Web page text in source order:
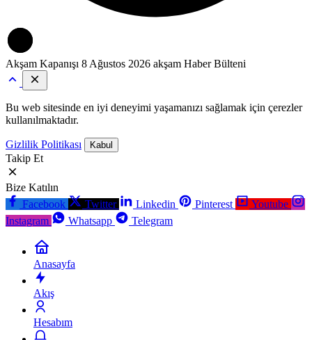
Akşam Kapanışı 8 Ağustos 2026 akşam Haber Bülteni
Bu web sitesinde en iyi deneyimi yaşamanızı sağlamak için çerezler
kullanılmaktadır.
Gizlilik Politikası Kabul
Takip Et
Bize Katılın
Facebook
Twitter Linkedin Pinterest
Youtube
Instagram
Whatsapp Telegram
Anasayfa
Akış
Hesabım